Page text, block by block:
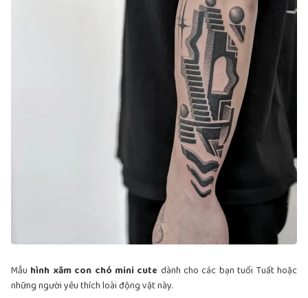
Mẫu hình xăm con chó mini cute dành cho các bạn tuổi Tuất hoặc
những người yêu thích loài động vật này.